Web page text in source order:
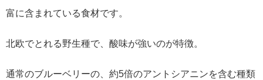
富に含まれている食材です。
北欧でとれる野生種で、酸味が強いのが特徴。
通常のブルーベリーの、約5倍のアントシアニンを含む種類